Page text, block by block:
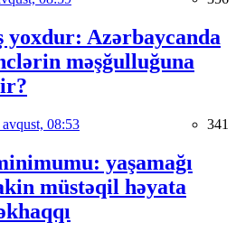
yoxdur: Azərbaycanda
məşğulluğuna
08:53 341
yaşamağı
müstəqil həyata